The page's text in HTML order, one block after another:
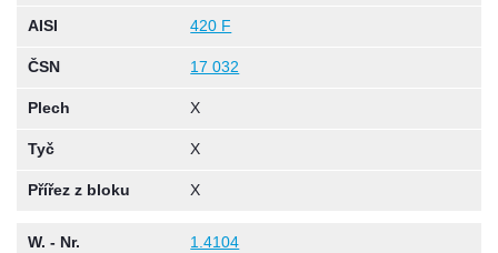
AISI 420 F
ČSN 17 032
Plech X
Tyč X
Přířez z bloku X
W. - Nr. 1.4104